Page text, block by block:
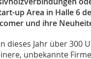
up Area in Halle 6
und ihre
dieses Jahr über 300
unbekannte